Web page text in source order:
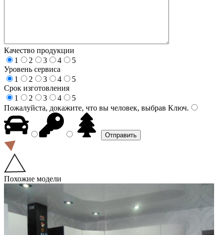
Качество продукции
1
2 3 4
5
Уровень сервиса
1
2 3 4
5
Срок изготовления
1
2 3 4
5
Пожалуйста, докажите, что вы человек, выбрав Ключ.
Похожие модели